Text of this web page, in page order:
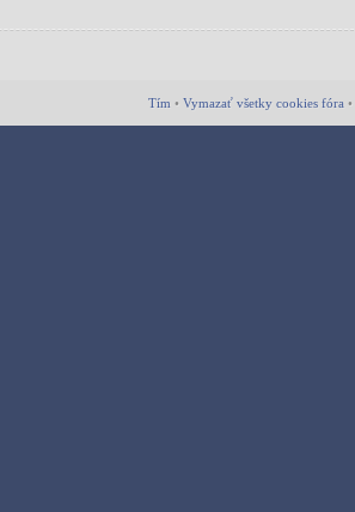
Tím • Vymazať všetky cookies fóra •